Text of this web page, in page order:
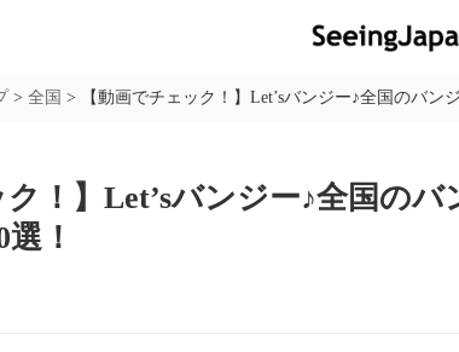
> 全国 > 【動画でチェック！】Let’sバンジー♪全国のバン
ク！】Let’sバンジー♪全国のバ
！